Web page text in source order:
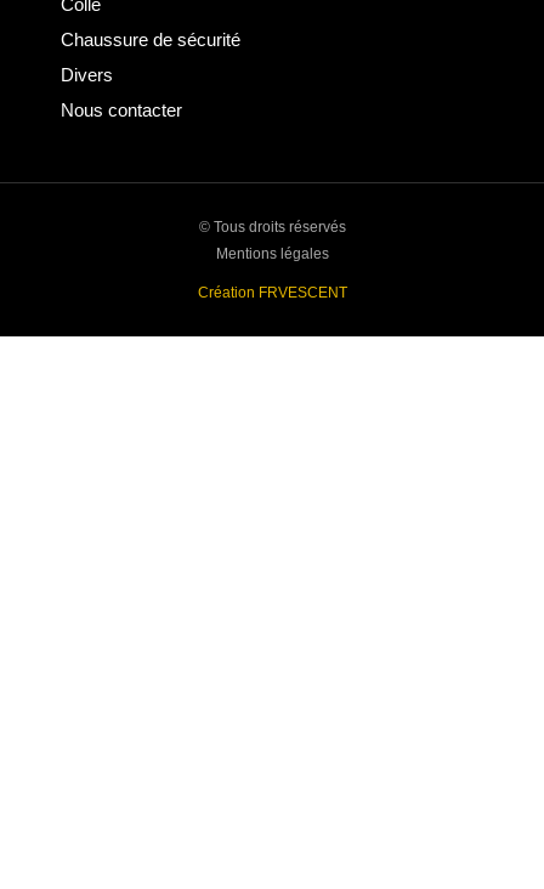
Chaussure de sécurité
Divers
Nous contacter
© Tous droits réservés
Mentions légales
Création FRVESCENT